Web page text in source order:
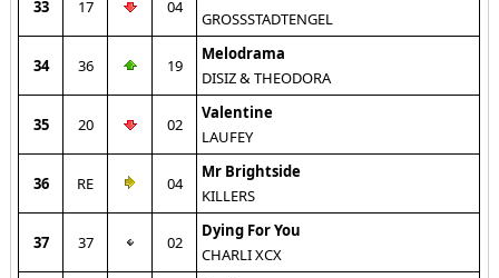
33 17 04
GROSSSTADTENGEL
34 36 19
Melodrama
DISIZ & THEODORA
35 20 02
Valentine
LAUFEY
36 RE 04
Mr Brightside
KILLERS
37 37 02
Dying For You
CHARLI XCX